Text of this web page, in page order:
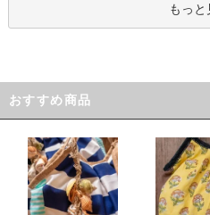
もっと
おすすめ商品